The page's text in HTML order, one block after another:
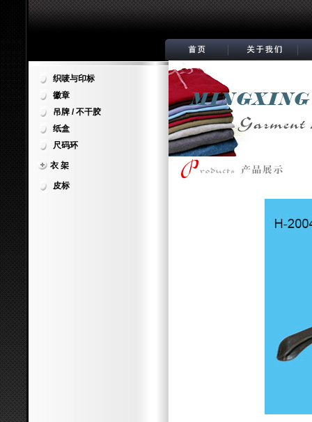
织唛与印标
徽章
吊牌 / 不干胶
纸盒
尺码环
衣 架
皮标